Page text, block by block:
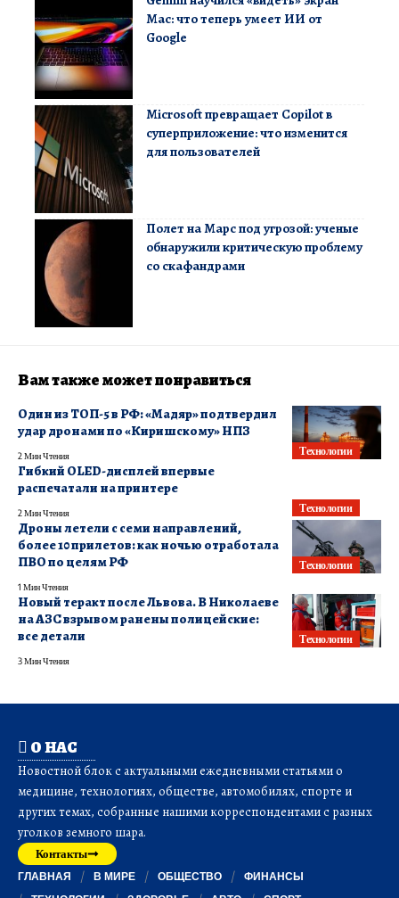
Mac: что теперь умеет ИИ от
Google
Microsoft превращает Copilot в
суперприложение: что изменится
для пользователей
Полет на Марс под угрозой: ученые
обнаружили критическую проблему
со скафандрами
Вам также может понравиться
Технологии
Один из ТОП-5 в РФ: «Мадяр» подтвердил
удар дронами по «Киришскому» НПЗ
2 Мин Чтения
Технологии
Гибкий OLED-дисплей впервые
распечатали на принтере
2 Мин Чтения
Технологии
Дроны летели с семи направлений,
более 10 прилетов: как ночью отработала
ПВО по целям РФ
1 Мин Чтения
Технологии
Новый теракт после Львова. В Николаеве
на АЗС взрывом ранены полицейские:
все детали
3 Мин Чтения
О НАС
Новостной блок с актуальными ежедневными статьями о
медицине, технологиях, обществе, автомобилях, спорте и
других темах, собранные нашими корреспондентами с разных
уголков земного шара.
Контакты
ГЛАВНАЯ В МИРЕ ОБЩЕСТВО
ФИНАНСЫ